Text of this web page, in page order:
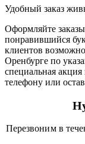
Удобный заказ
Оформляйте
понравившийся
клиентов
Оренбурге по
специальная
телефону или
Перезвоним в